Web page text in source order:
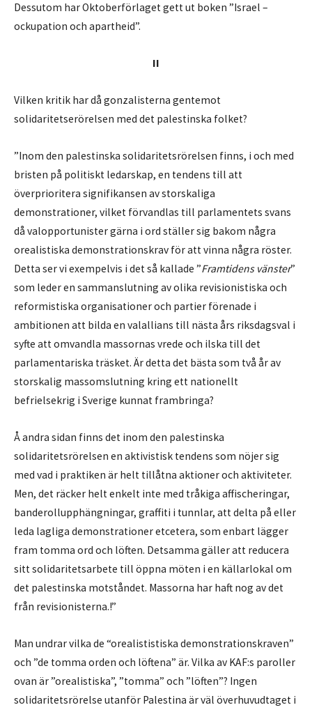
Dessutom har Oktoberförlaget gett ut boken ”Israel –
ockupation och apartheid”.
II
Vilken kritik har då gonzalisterna gentemot
solidaritetserörelsen med det palestinska folket?
”Inom den palestinska solidaritetsrörelsen finns, i och med
bristen på politiskt ledarskap, en tendens till att
överprioritera signifikansen av storskaliga
demonstrationer, vilket förvandlas till parlamentets svans
då valopportunister gärna i ord ställer sig bakom några
orealistiska demonstrationskrav för att vinna några röster.
Detta ser vi exempelvis i det så kallade ”Framtidens vänster”
som leder en sammanslutning av olika revisionistiska och
reformistiska organisationer och partier förenade i
ambitionen att bilda en valallians till nästa års riksdagsval i
syfte att omvandla massornas vrede och ilska till det
parlamentariska träsket. Är detta det bästa som två år av
storskalig massomslutning kring ett nationellt
befrielsekrig i Sverige kunnat frambringa?
Å andra sidan finns det inom den palestinska
solidaritetsrörelsen en aktivistisk tendens som nöjer sig
med vad i praktiken är helt tillåtna aktioner och aktiviteter.
Men, det räcker helt enkelt inte med tråkiga affischeringar,
banderollupphängningar, graffiti i tunnlar, att delta på eller
leda lagliga demonstrationer etcetera, som enbart lägger
fram tomma ord och löften. Detsamma gäller att reducera
sitt solidaritetsarbete till öppna möten i en källarlokal om
det palestinska motståndet. Massorna har haft nog av det
från revisionisterna.!”
Man undrar vilka de “orealististiska demonstrationskraven”
och ”de tomma orden och löftena” är. Vilka av KAF:s paroller
ovan är ”orealistiska”, ”tomma” och ”löften”? Ingen
solidaritetsrörelse utanför Palestina är väl överhuvudtaget i